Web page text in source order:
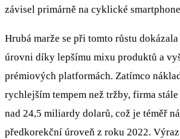
závisel primárně na cyklické
Hrubá marže se při tomto růstu
úrovni díky lepšímu mixu produktů a
prémiových platformách. Zatímco
rychlejším tempem než tržby, firma
nad 24,5 miliardy dolarů, což je téměř
předkorekční úroveň z roku 2022.